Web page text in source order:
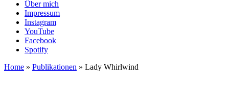
Über mich
Impressum
Instagram
YouTube
Facebook
Spotify
Home » Publikationen » Lady Whirlwind